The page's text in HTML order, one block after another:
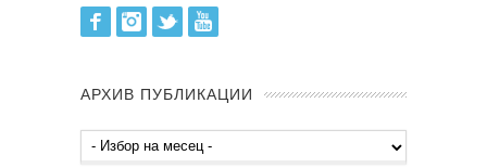
FacebookInstagram
Twitter
АРХИВ ПУБЛИКАЦИИ
Архив
публикации